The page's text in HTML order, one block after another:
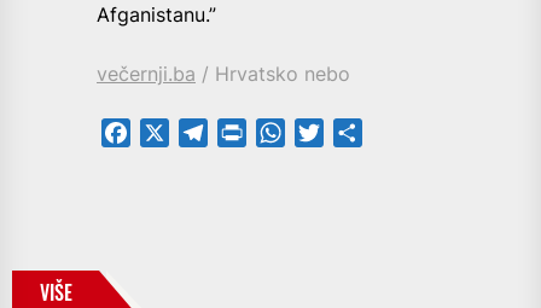
Afganistanu.”
večernji.ba / Hrvatsko nebo
Facebook TelegramPrintFriendly
WhatsApp
Twitter
VIŠE